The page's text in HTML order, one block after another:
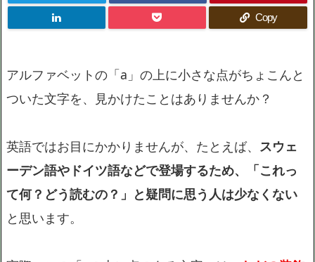
Copy
アルファベットの「a」の上に小さな点がちょこんと
ついた文字を、見かけたことはありませんか？
英語ではお目にかかりませんが、たとえば、 スウェ
ーデン語やドイツ語などで登場するため、「これっ
て何？どう読むの？」と疑問に思う人は少なくない
と思います。